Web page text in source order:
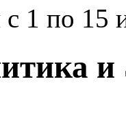
1 по 15